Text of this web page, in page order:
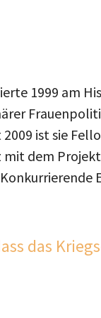
1999 am
ist sie
dem
das